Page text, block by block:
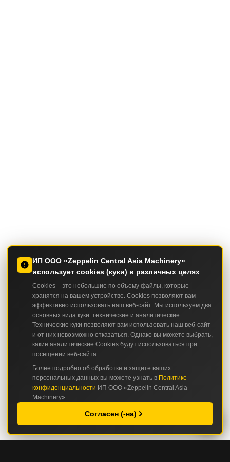
ИП ООО «Zeppelin Central Asia Machinery»
использует cookies (куки) в различных целях
Cookies – это небольшие по объему файлы, которые
хранятся на вашем устройстве. Cookies позволяют вам
эффективно использовать наш веб-сайт. Мы используем два
основных вида куки: технические и аналитические.
Технические куки позволяют вам использовать наш веб-сайт
и от них невозможно отказаться. Однако вы можете выбрать,
какие аналитические Cookies будут использоваться при
посещении веб-сайта.
Более подробно об обработке и защите ваших
персональных данных вы можете узнать в Политике
конфиденциальности ИП ООО «Zeppelin Central Asia
Machinery».
Согласен (-на)